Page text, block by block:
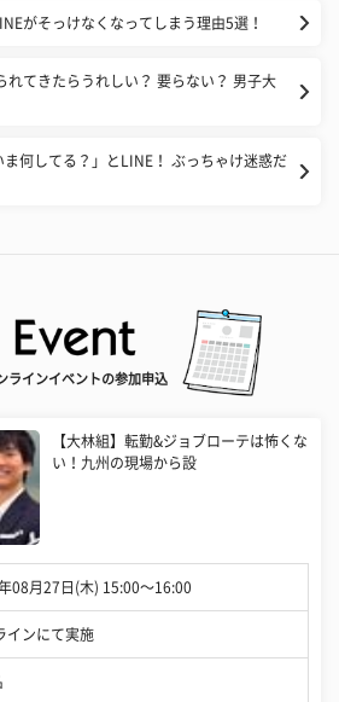
がそっけなくなってしまう理由5選！
れてきたらうれしい？ 要らない？ 男子大
何してる？」とLINE！ ぶっちゃけ迷惑だ
ラインイベントの参加申込
【大林組】転勤&ジョブローテは怖くな
い！九州の現場から設
08月27日(木) 15:00〜16:00
インにて実施